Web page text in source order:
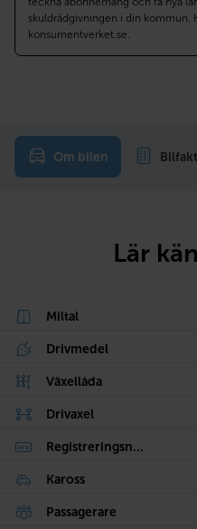
skuldrådgivningen i din kommun.
konsumentverket.se.
Om bilen
Lär
Miltal
Drivmedel
Växellåda
Drivaxel
Registreringsn...
Kaross
Passagerare